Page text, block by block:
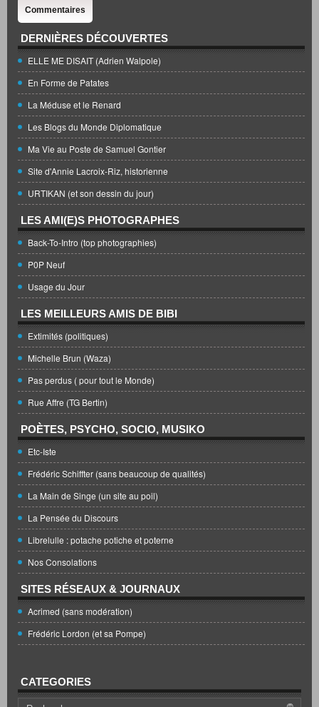
Commentaires
DERNIÈRES DÉCOUVERTES
ELLE ME DISAIT (Adrien Walpole)
En Forme de Patates
La Méduse et le Renard
Les Blogs du Monde Diplomatique
Ma Vie au Poste de Samuel Gontier
Site d'Annie Lacroix-Riz, historienne
URTIKAN (et son dessin du jour)
LES AMI(E)S PHOTOGRAPHES
Back-To-Intro (top photographies)
P0P Neuf
Usage du Jour
LES MEILLEURS AMIS DE BIBI
Extimités (politiques)
Michelle Brun (Waza)
Pas perdus ( pour tout le Monde)
Rue Affre (TG Bertin)
POÈTES, PSYCHO, SOCIO, MUSIKO
Etc-Iste
Frédéric Schiffter (sans beaucoup de qualités)
La Main de Singe (un site au poil)
La Pensée du Discours
Librelulle : potache potiche et poterne
Nos Consolations
SITES RÉSEAUX & JOURNAUX
Acrimed (sans modération)
Frédéric Lordon (et sa Pompe)
CATEGORIES